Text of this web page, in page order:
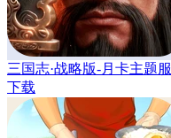
三国志·战略版-月卡主题服
下载